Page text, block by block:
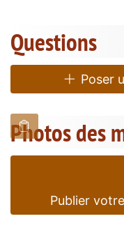
Questions
Poser
Photos des
Publier